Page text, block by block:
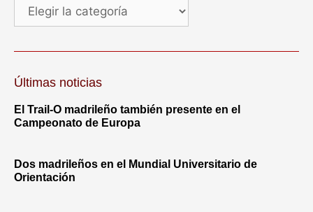
Últimas noticias
El Trail-O madrileño también presente en el
Campeonato de Europa
Dos madrileños en el Mundial Universitario de
Orientación